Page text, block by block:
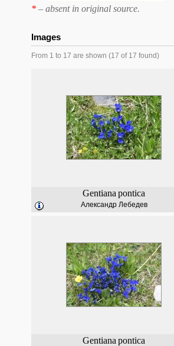
* – absent in original source.
Images
From 1 to 17 are shown (17 of 17 found)
Gentiana pontica
Александр Лебедев
Gentiana pontica